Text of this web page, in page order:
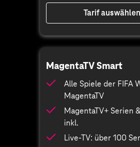
Tarif auswählen
MagentaTV Smart
Alle Spiele der FIFA
MagentaTV
MagentaTV+ Serien
inkl.
Live-TV: über 100